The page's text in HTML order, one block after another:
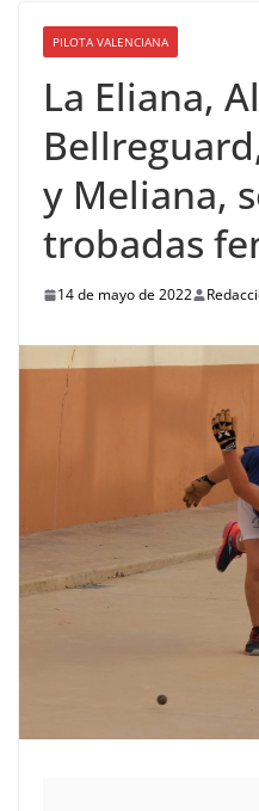
PILOTA VALENCIANA
La Eliana,
y Meliana,
trobadas
14 de mayo de 2022